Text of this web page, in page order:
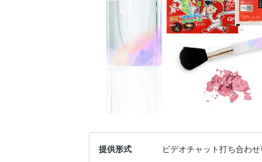
提供形式
ビデオチャット打ち合わ